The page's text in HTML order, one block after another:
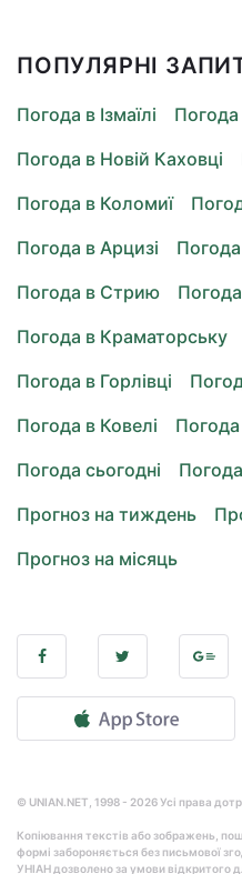
ПОПУЛЯРНІ
Погода в Ізмаїлі
Погода в Новій Каховці
Погода в Коломиї
Погода в Арцизі
Погода в Стрию
Погода в Краматорську
Погода в Горлівці
Погода в Ковелі
Погода
Погода сьогодні
Прогноз на тиждень
Прогноз на місяць
© UNIAN.NET, 1998 - 2026 Усі права
Копіювання текстів або зображень,
формі забороняється без письмової
УНІАН дозволено за умови відкритого